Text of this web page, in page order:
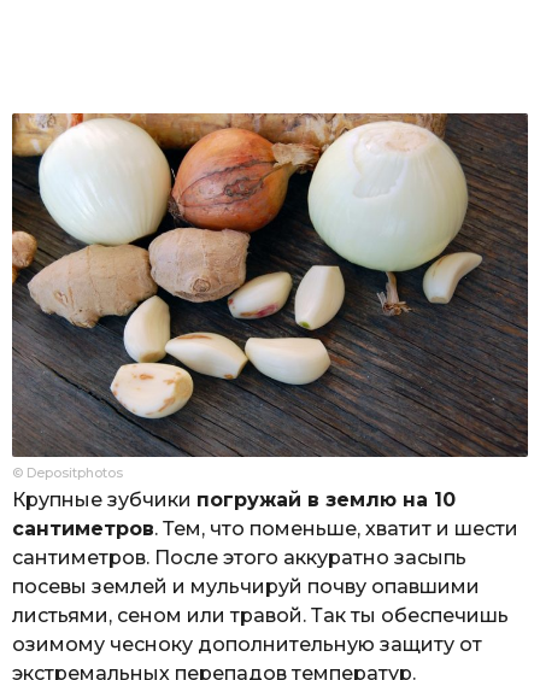
© Depositphotos
Крупные зубчики погружай в землю на 10
сантиметров. Тем, что поменьше, хватит и шести
сантиметров. После этого аккуратно засыпь
посевы землей и мульчируй почву опавшими
листьями, сеном или травой. Так ты обеспечишь
озимому чесноку дополнительную защиту от
экстремальных перепадов температур.